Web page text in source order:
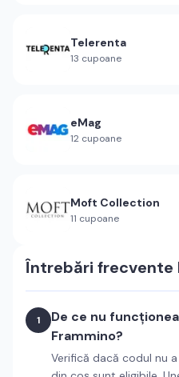
Telerenta
13 cupoane
eMag
12 cupoane
Moft Collection
11 cupoane
Întrebări frecvente
1
De ce nu
Frammino?
Verifică dacă codul nu